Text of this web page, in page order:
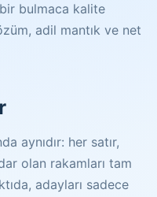
bir bulmaca kalite
adil mantık ve net
aynıdır: her satır,
olan rakamları tam
adayları sadece